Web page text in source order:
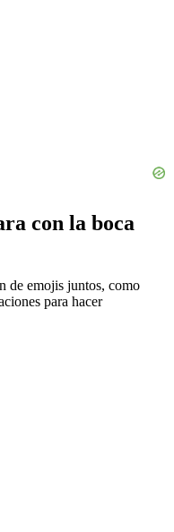
con la boca
de emojis juntos, como
para hacer